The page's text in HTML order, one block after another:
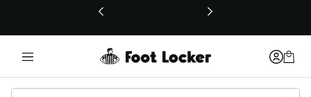
Dieser Link öffnet sich in einem neuen Fenster